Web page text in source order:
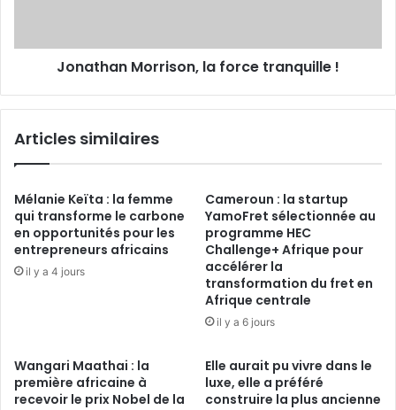
Jonathan Morrison, la force tranquille !
Articles similaires
Mélanie Keïta : la femme
qui transforme le carbone
en opportunités pour les
entrepreneurs africains
il y a 4 jours
Cameroun : la startup
YamoFret sélectionnée au
programme HEC
Challenge+ Afrique pour
accélérer la
transformation du fret en
Afrique centrale
il y a 6 jours
Wangari Maathai : la
première africaine à
recevoir le prix Nobel de la
Elle aurait pu vivre dans le
luxe, elle a préféré
construire la plus ancienne